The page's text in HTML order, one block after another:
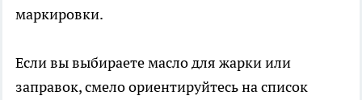
маркировки.
Если вы выбираете масло для жарки или
заправок, смело ориентируйтесь на список